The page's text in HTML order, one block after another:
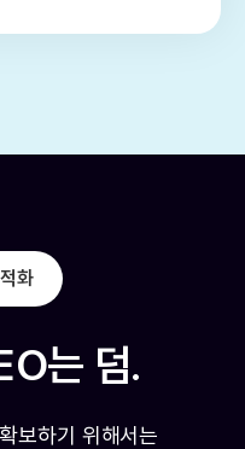
화
는 덤.
보하기 위해서는